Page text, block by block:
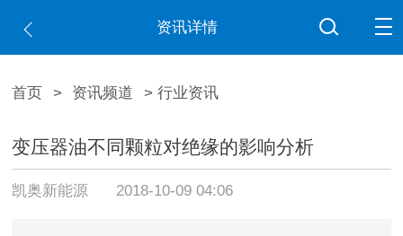
资讯详情
首页 > 资讯频道 > 行业资讯
变压器油不同颗粒对绝缘的影响分析
凯奥新能源 2018-10-09 04:06